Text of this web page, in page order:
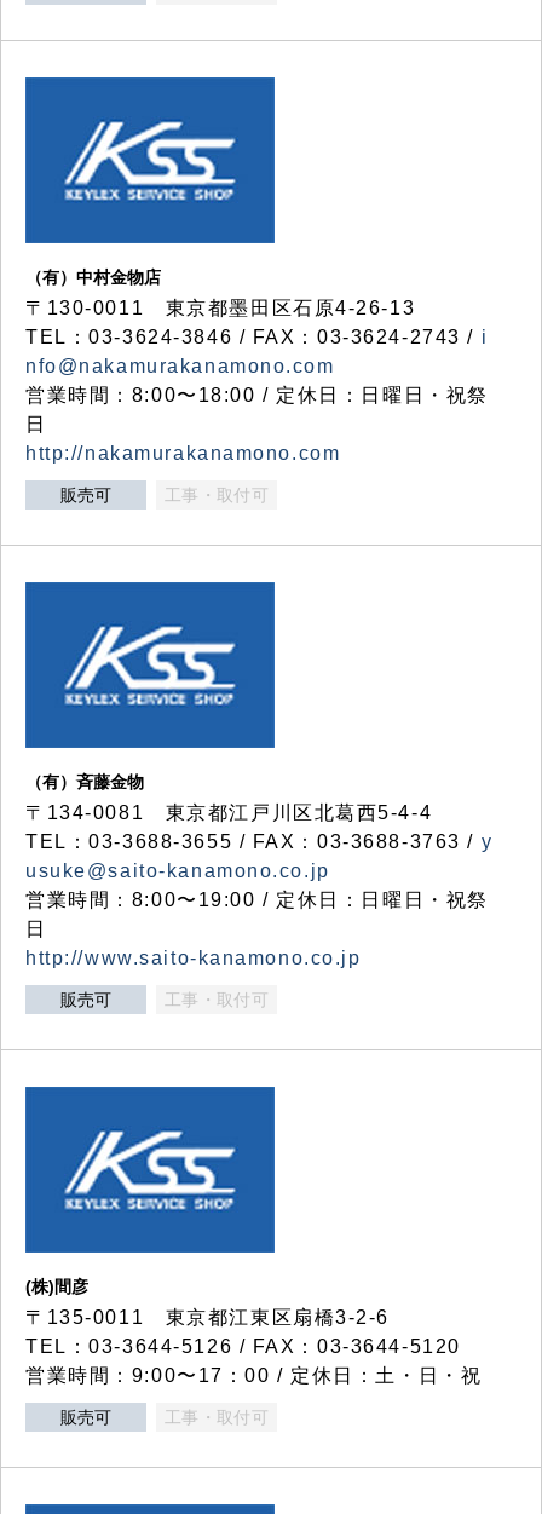
（有）中村金物店
〒130-0011 東京都墨田区石原4-26-13
TEL：03-3624-3846 / FAX：03-3624-2743 / i
nfo@nakamurakanamono.com
営業時間：8:00〜18:00 / 定休日：日曜日・祝祭
日
http://nakamurakanamono.com
販売可 工事・取付可
（有）斉藤金物
〒134-0081 東京都江戸川区北葛西5-4-4
TEL：03-3688-3655 / FAX：03-3688-3763 / y
usuke@saito-kanamono.co.jp
営業時間：8:00〜19:00 / 定休日：日曜日・祝祭
日
http://www.saito-kanamono.co.jp
販売可 工事・取付可
(株)間彦
〒135-0011 東京都江東区扇橋3-2-6
TEL：03-3644-5126 / FAX：03-3644-5120
営業時間：9:00〜17：00 / 定休日：土・日・祝
販売可 工事・取付可